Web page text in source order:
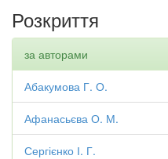
Розкриття
за авторами
Абакумова Г. О.
Афанасьєва О. М.
Сергієнко І. Г.